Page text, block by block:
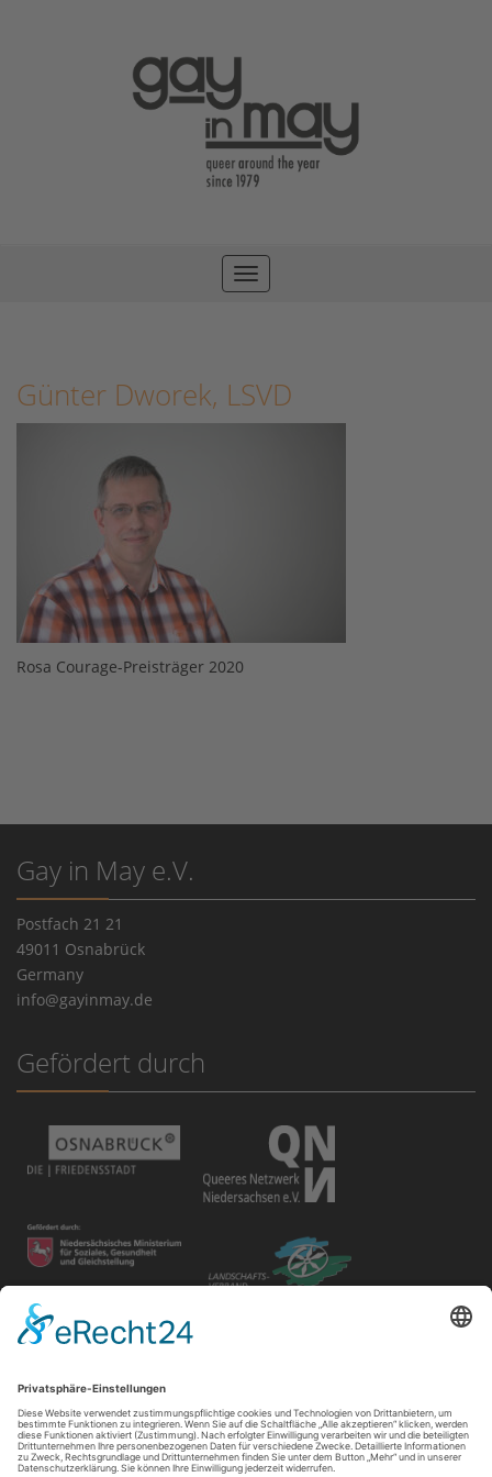
Toggle
Günter Dworek, LSVD
Rosa Courage-Preisträger 2020
Gay in May e.V.
Postfach 21 21
49011 Osnabrück
Germany
info@gayinmay.de
Gefördert durch
Disclaimer